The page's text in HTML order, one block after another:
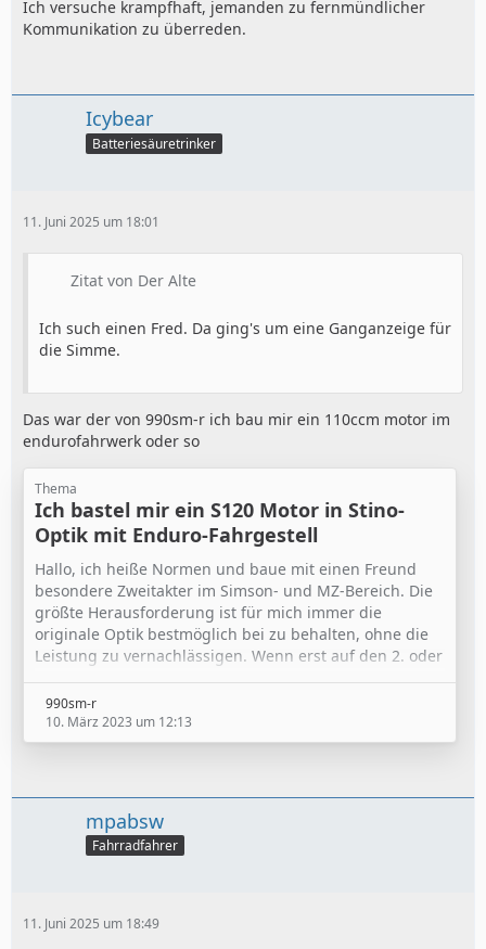
Ich versuche krampfhaft, jemanden zu fernmündlicher
Kommunikation zu überreden.
Icybear
Batteriesäuretrinker
11. Juni 2025 um 18:01
Zitat von Der Alte
Ich such einen Fred. Da ging's um eine Ganganzeige für
die Simme.
Das war der von 990sm-r ich bau mir ein 110ccm motor im
endurofahrwerk oder so
Thema
Ich bastel mir ein S120 Motor in Stino-
Optik mit Enduro-Fahrgestell
Hallo, ich heiße Normen und baue mit einen Freund
besondere Zweitakter im Simson- und MZ-Bereich. Die
größte Herausforderung ist für mich immer die
originale Optik bestmöglich bei zu behalten, ohne die
Leistung zu vernachlässigen. Wenn erst auf den 2. oder
3. Blick Unterschiede auffallen, dann haben wir
ordentlich gearbeitet.
990sm-r
10. März 2023 um 12:13
mpabsw
Fahrradfahrer
11. Juni 2025 um 18:49